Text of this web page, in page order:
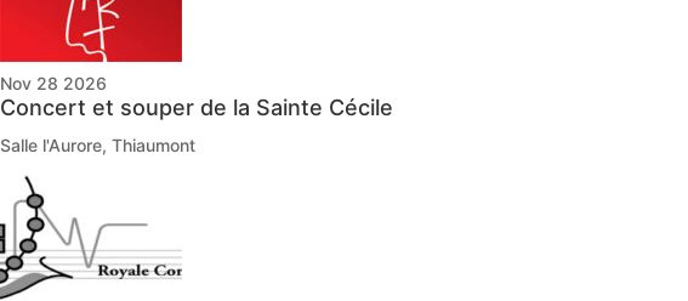
Nov 28 2026
Concert et souper de la Sainte Cécile
Salle l'Aurore, Thiaumont